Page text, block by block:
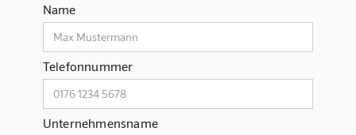
Name
Telefonnummer
Unternehmensname